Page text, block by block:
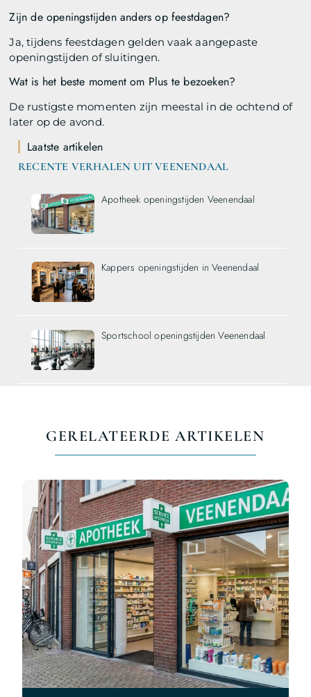
Zijn de openingstijden anders op feestdagen?
Ja, tijdens feestdagen gelden vaak aangepaste
openingstijden of sluitingen.
Wat is het beste moment om Plus te bezoeken?
De rustigste momenten zijn meestal in de ochtend of
later op de avond.
Laatste artikelen
RECENTE VERHALEN UIT VEENENDAAL
Apotheek openingstijden Veenendaal
Kappers openingstijden in Veenendaal
Sportschool openingstijden Veenendaal
GERELATEERDE ARTIKELEN